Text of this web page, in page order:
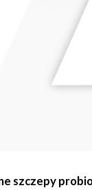
szczepy